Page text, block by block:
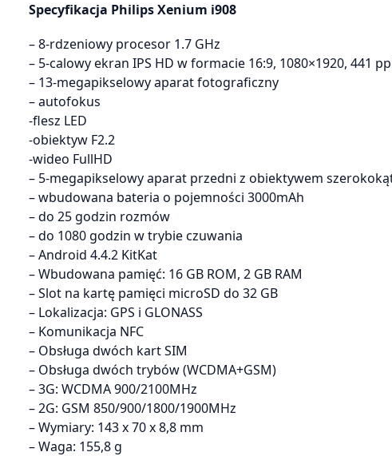
Specyfikacja Philips Xenium i908
– 8-rdzeniowy procesor 1.7 GHz
– 5-calowy ekran IPS HD w formacie 16:9, 1080×1920, 441
– 13-megapikselowy aparat fotograficzny
– autofokus
-flesz LED
-obiektyw F2.2
-wideo FullHD
– 5-megapikselowy aparat przedni z obiektywem
– wbudowana bateria o pojemności 3000mAh
– do 25 godzin rozmów
– do 1080 godzin w trybie czuwania
– Android 4.4.2 KitKat
– Wbudowana pamięć: 16 GB ROM, 2 GB RAM
– Slot na kartę pamięci microSD do 32 GB
– Lokalizacja: GPS i GLONASS
– Komunikacja NFC
– Obsługa dwóch kart SIM
– Obsługa dwóch trybów (WCDMA+GSM)
– 3G: WCDMA 900/2100MHz
– 2G: GSM 850/900/1800/1900MHz
– Wymiary: 143 x 70 x 8,8 mm
– Waga: 155,8 g